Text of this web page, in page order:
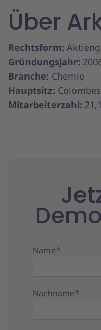
Über
Rechtsform:
Gründungsjahr:
Branche: Chemie
Hauptsitz:
Mitarbeiterzahl:
Name*
Nachname*